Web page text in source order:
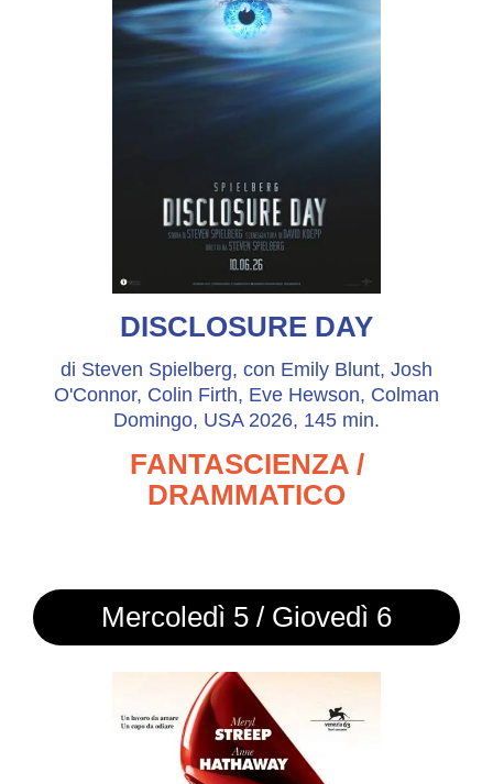
DISCLOSURE DAY
di Steven Spielberg, con Emily Blunt, Josh
O'Connor, Colin Firth, Eve Hewson, Colman
Domingo, USA 2026, 145 min.
FANTASCIENZA /
DRAMMATICO
Mercoledì 5 / Giovedì 6